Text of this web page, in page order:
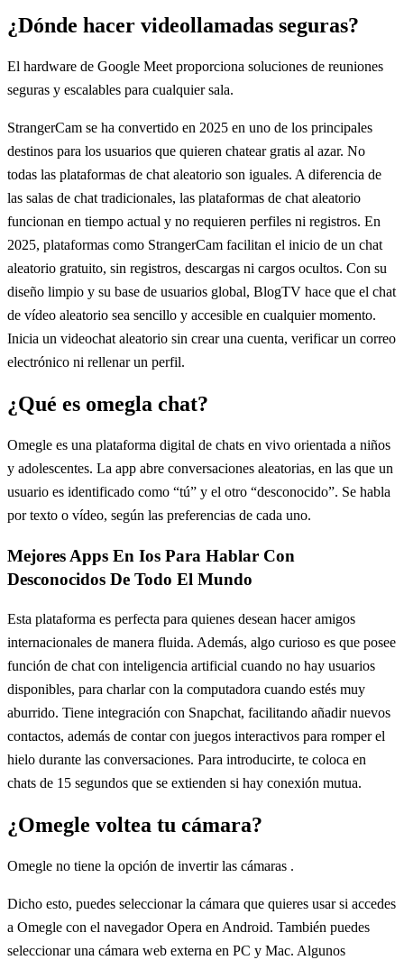
¿Dónde hacer videollamadas seguras?
El hardware de Google Meet proporciona soluciones de reuniones
seguras y escalables para cualquier sala.
StrangerCam se ha convertido en 2025 en uno de los principales
destinos para los usuarios que quieren chatear gratis al azar. No
todas las plataformas de chat aleatorio son iguales. A diferencia de
las salas de chat tradicionales, las plataformas de chat aleatorio
funcionan en tiempo actual y no requieren perfiles ni registros. En
2025, plataformas como StrangerCam facilitan el inicio de un chat
aleatorio gratuito, sin registros, descargas ni cargos ocultos. Con su
diseño limpio y su base de usuarios global, BlogTV hace que el chat
de vídeo aleatorio sea sencillo y accesible en cualquier momento.
Inicia un videochat aleatorio sin crear una cuenta, verificar un correo
electrónico ni rellenar un perfil.
¿Qué es omegla chat?
Omegle es una plataforma digital de chats en vivo orientada a niños
y adolescentes. La app abre conversaciones aleatorias, en las que un
usuario es identificado como “tú” y el otro “desconocido”. Se habla
por texto o vídeo, según las preferencias de cada uno.
Mejores Apps En Ios Para Hablar Con
Desconocidos De Todo El Mundo
Esta plataforma es perfecta para quienes desean hacer amigos
internacionales de manera fluida. Además, algo curioso es que posee
función de chat con inteligencia artificial cuando no hay usuarios
disponibles, para charlar con la computadora cuando estés muy
aburrido. Tiene integración con Snapchat, facilitando añadir nuevos
contactos, además de contar con juegos interactivos para romper el
hielo durante las conversaciones. Para introducirte, te coloca en
chats de 15 segundos que se extienden si hay conexión mutua.
¿Omegle voltea tu cámara?
Omegle no tiene la opción de invertir las cámaras .
Dicho esto, puedes seleccionar la cámara que quieres usar si accedes
a Omegle con el navegador Opera en Android. También puedes
seleccionar una cámara web externa en PC y Mac. Algunos